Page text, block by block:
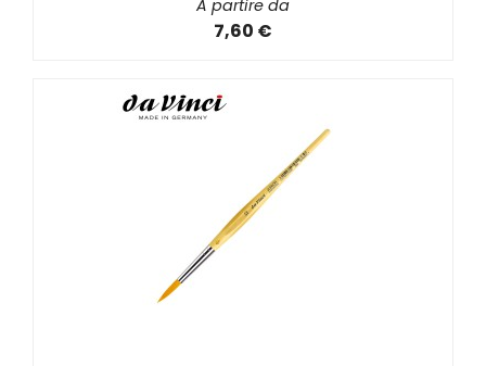
A partire da
7,60 €